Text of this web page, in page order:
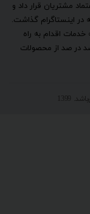
مشتریان قرار داد و
در اینستاگرام گذاشت.
اقدام به راه
در صد از محصولات
1399